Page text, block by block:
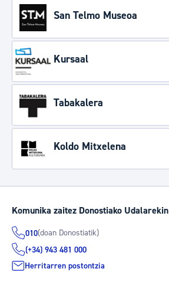
San Telmo Museoa
Kursaal
Tabakalera
Koldo Mitxelena
Komunika zaitez Donostiako Udalarekin
010(doan Donostiatik)
(+34) 943 481 000
Herritarren postontzia